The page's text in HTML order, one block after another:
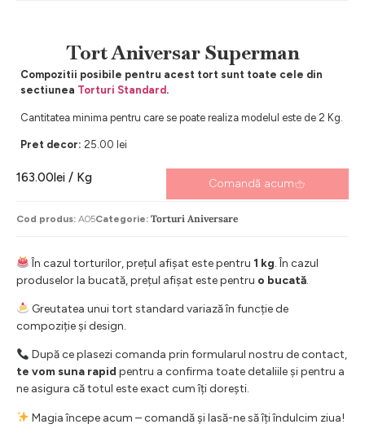
Tort Aniversar Superman
Compozitii posibile pentru acest tort sunt toate cele din
sectiunea Torturi Standard .
Cantitatea minima pentru care se poate realiza modelul este de 2 Kg.
Pret decor: 25.00 lei
163.00lei / Kg Comandă acum
Cod produs: A05Categorie: Torturi Aniversare
În cazul torturilor, prețul afișat este pentru 1 kg. În cazul
produselor la bucată, prețul afișat este pentru o bucată.
Greutatea unui tort standard variază în funcție de
compoziție și design.
După ce plasezi comanda prin formularul nostru de contact,
te vom suna rapid pentru a confirma toate detaliile și pentru a
ne asigura că totul este exact cum îți dorești.
Magia începe acum – comandă și lasă-ne să îți îndulcim ziua!